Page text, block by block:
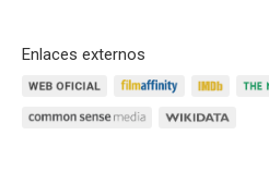
Enlaces externos